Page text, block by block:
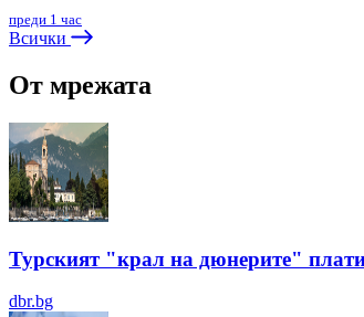
преди 1 час
Всички
От мрежата
Турският "крал на дюнерите"
dbr.bg